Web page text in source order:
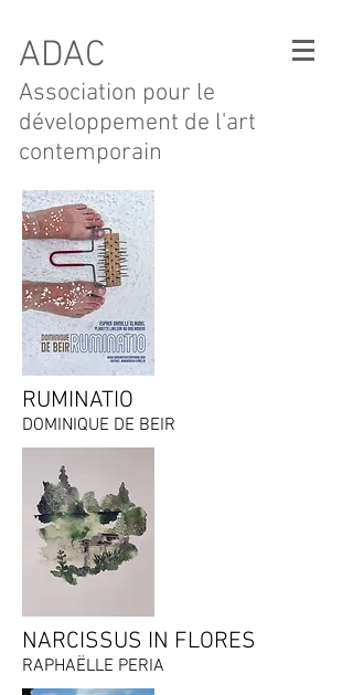
ADAC
Association pour le
développement de l'art
contemporain
RUMINATIO
DOMINIQUE DE BEIR
NARCISSUS IN FLORES
RAPHAËLLE PERIA